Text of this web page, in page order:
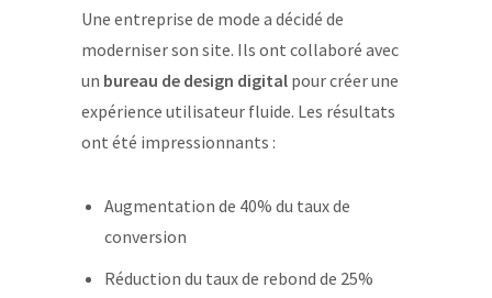
Une entreprise de mode a décidé de
moderniser son site. Ils ont collaboré avec
un bureau de design digital pour créer une
expérience utilisateur fluide. Les résultats
ont été impressionnants :
Augmentation de 40% du taux de
conversion
Réduction du taux de rebond de 25%